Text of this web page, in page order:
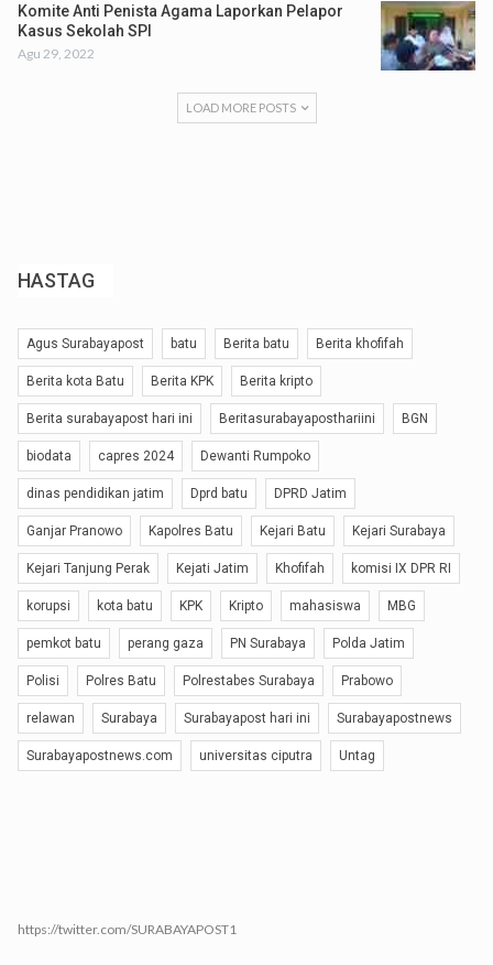
Komite Anti Penista Agama Laporkan Pelapor
Kasus Sekolah SPI
Agu 29, 2022
LOAD MORE POSTS
HASTAG
Agus Surabayapost batu Berita batu Berita khofifah
Berita kota Batu Berita KPK Berita kripto
Berita surabayapost hari ini Beritasurabayaposthariini BGN
biodata capres 2024 Dewanti Rumpoko
dinas pendidikan jatim Dprd batu DPRD Jatim
Ganjar Pranowo Kapolres Batu Kejari Batu Kejari Surabaya
Kejari Tanjung Perak Kejati Jatim Khofifah komisi IX DPR RI
korupsi kota batu KPK Kripto mahasiswa MBG
pemkot batu perang gaza PN Surabaya Polda Jatim
Polisi Polres Batu Polrestabes Surabaya Prabowo
relawan Surabaya Surabayapost hari ini Surabayapostnews
Surabayapostnews.com universitas ciputra Untag
https://twitter.com/SURABAYAPOST1